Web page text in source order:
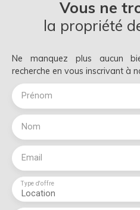
Vous ne
la propriété
Ne manquez plus aucun
recherche en vous inscrivant à
Prénom
Nom
Email
Location
Type d'offre